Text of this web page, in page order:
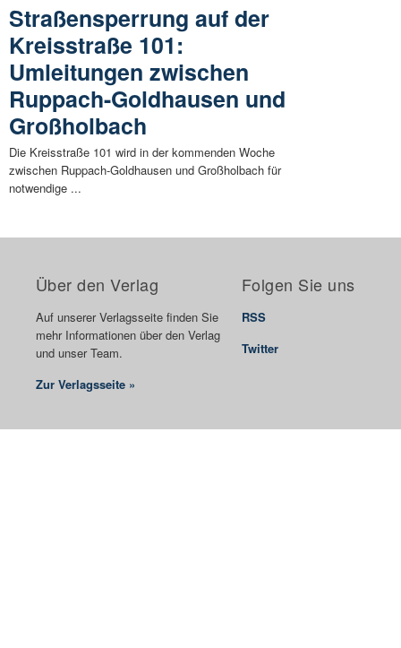
Straßensperrung auf der
Kreisstraße 101:
Umleitungen zwischen
Ruppach-Goldhausen und
Großholbach
Die Kreisstraße 101 wird in der kommenden Woche
zwischen Ruppach-Goldhausen und Großholbach für
notwendige ...
Über den Verlag
Auf unserer Verlagsseite finden Sie
mehr Informationen über den Verlag
und unser Team.
Zur Verlagsseite »
Folgen Sie uns
RSS
Twitter